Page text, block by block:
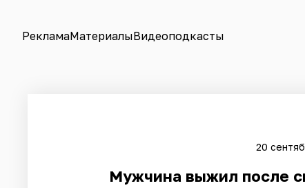
РекламаМатериалыВидеоподкасты
20
Мужчина выжил после